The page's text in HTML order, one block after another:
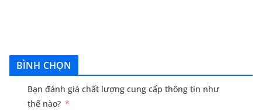
BÌNH CHỌN
Bạn đánh giá chất lượng cung cấp thông tin như
thế nào?